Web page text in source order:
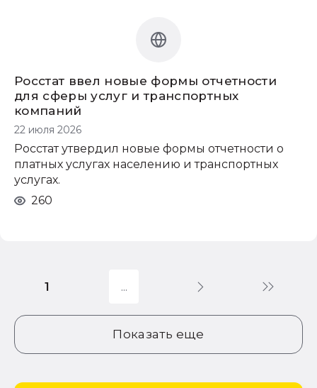
Росстат ввел новые формы отчетности
для сферы услуг и транспортных
компаний
22 июля 2026
Росстат утвердил новые формы отчетности о
платных услугах населению и транспортных
услугах.
260
Показать еще
1